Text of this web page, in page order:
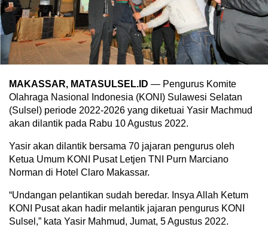
MAKASSAR, MATASULSEL.ID — Pengurus Komite
Olahraga Nasional Indonesia (KONI) Sulawesi Selatan
(Sulsel) periode 2022-2026 yang diketuai Yasir Machmud
akan dilantik pada Rabu 10 Agustus 2022.
Yasir akan dilantik bersama 70 jajaran pengurus oleh
Ketua Umum KONI Pusat Letjen TNI Purn Marciano
Norman di Hotel Claro Makassar.
“Undangan pelantikan sudah beredar. Insya Allah Ketum
KONI Pusat akan hadir melantik jajaran pengurus KONI
Sulsel,” kata Yasir Mahmud, Jumat, 5 Agustus 2022.